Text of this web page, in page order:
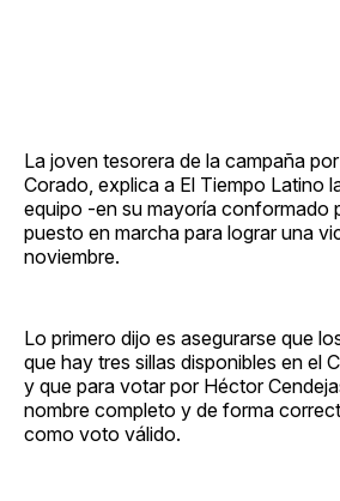
La joven tesorera de la campaña
Corado, explica a El Tiempo Latino
equipo -en su mayoría conformado
puesto en marcha para lograr una
noviembre.
Lo primero dijo es asegurarse que
que hay tres sillas disponibles en el
y que para votar por Héctor
nombre completo y de forma
como voto válido.